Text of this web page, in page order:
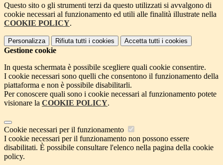
Questo sito o gli strumenti terzi da questo utilizzati si avvalgono di
cookie necessari al funzionamento ed utili alle finalità illustrate nella
COOKIE POLICY.
Personalizza Rifiuta tutti i cookies Accetta tutti i cookies
Gestione cookie
In questa schermata è possibile scegliere quali cookie consentire.
I cookie necessari sono quelli che consentono il funzionamento della
piattaforma e non è possibile disabilitarli.
Per conoscere quali sono i cookie necessari al funzionamento potete
visionare la COOKIE POLICY.
Cookie necessari per il funzionamento
I cookie necessari per il funzionamento non possono essere
disabilitati. È possibile consultare l'elenco nella pagina della cookie
policy.